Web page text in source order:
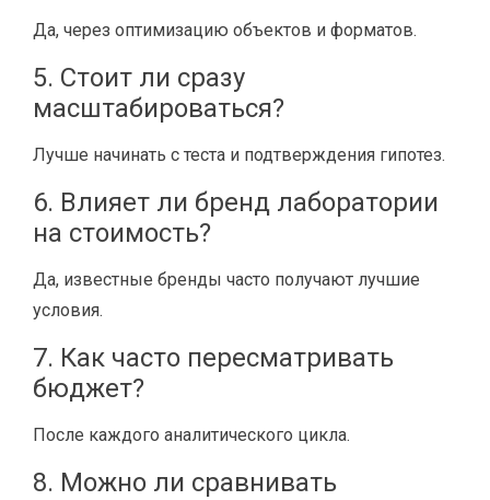
Да, через оптимизацию объектов и форматов.
5. Стоит ли сразу
масштабироваться?
Лучше начинать с теста и подтверждения гипотез.
6. Влияет ли бренд лаборатории
на стоимость?
Да, известные бренды часто получают лучшие
условия.
7. Как часто пересматривать
бюджет?
После каждого аналитического цикла.
8. Можно ли сравнивать